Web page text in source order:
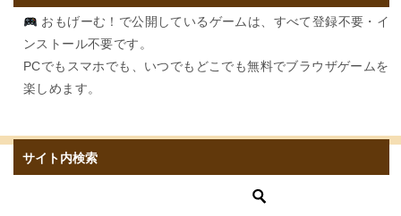
おもげーむ！で公開しているゲームは、すべて登録不要・イ
ンストール不要です。
PCでもスマホでも、いつでもどこでも無料でブラウザゲームを
楽しめます。
サイト内検索